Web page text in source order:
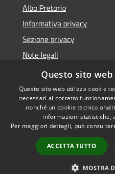
Albo Pretorio
Informativa privacy
Sezione privacy
Note legali
Dichiarazione di
Accessibilità
Questo sito
Questo sito web utilizza cookie
necessari al corretto
nonché un cookie tecnico
informazioni statistiche,
Per maggiori dettagli, può
ACCETTA TUTTO
MOSTRA